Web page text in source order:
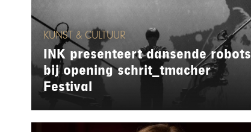
KUNST & CULTUUR
INK presenteert dansende robots
bij opening schrit_tmacher
Festival